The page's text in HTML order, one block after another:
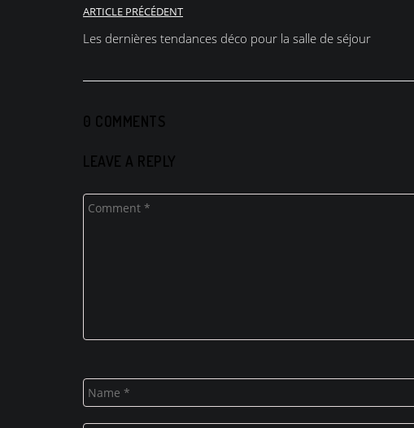
Navigation
de
l’article
ARTICLE PRÉCÉDENT
Les dernières tendances déco pour la salle de séjour
0 COMMENTS
LEAVE A REPLY